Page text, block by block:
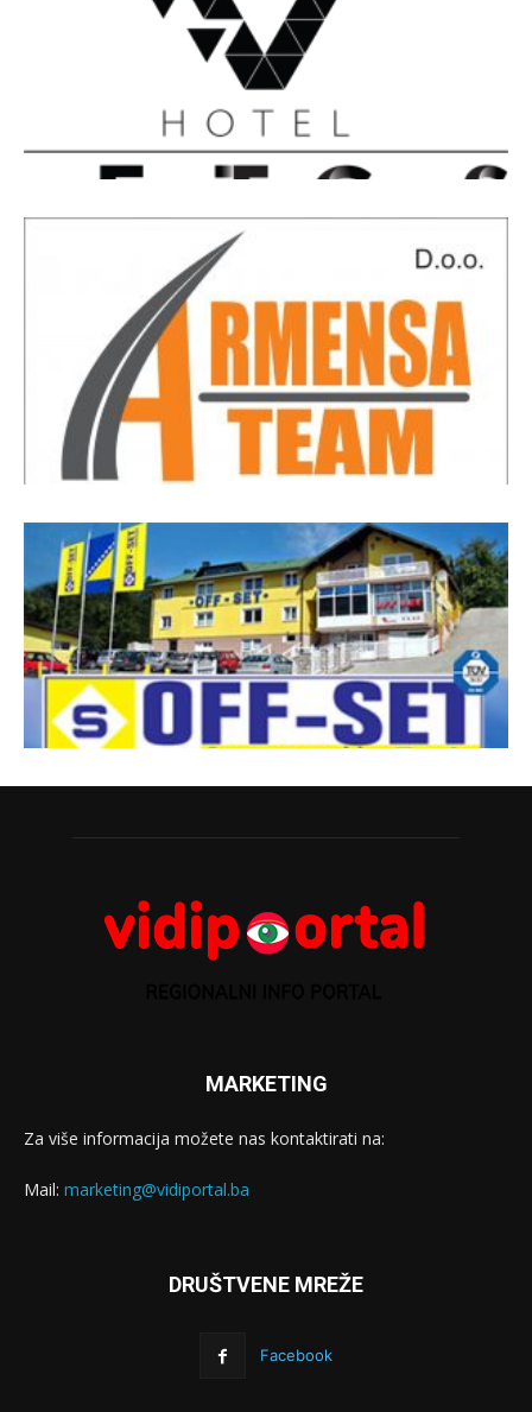
MARKETING
Za više informacija možete nas kontaktirati na:
Mail: marketing@vidiportal.ba
DRUŠTVENE MREŽE
Facebook